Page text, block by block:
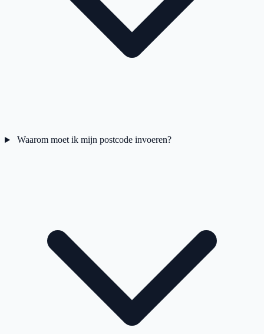
Waarom moet ik mijn postcode invoeren?